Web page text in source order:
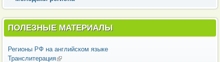
ПОЛЕЗНЫЕ МАТЕРИАЛЫ
Регионы РФ на английском языке
Транслитерация(внешняя ссылка)